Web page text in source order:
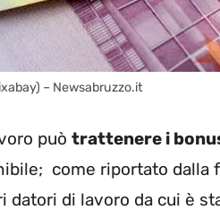
– Newsabruzzo.it
può trattenere i
come riportato dalla
di lavoro da cui è